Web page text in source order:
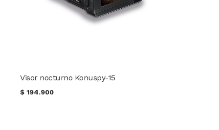
Visor nocturno Konuspy-15
$194.900